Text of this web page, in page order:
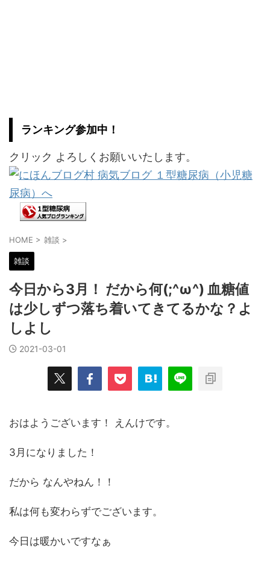
ランキング参加中！
クリック よろしくお願いいたします。
HOME > 雑談 >
雑談
今日から3月！ だから何(;^ω^) 血糖値
は少しずつ落ち着いてきてるかな？よ
しよし
2021-03-01
おはようございます！ えんけです。
3月になりました！
だから なんやねん！！
私は何も変わらずでございます。
今日は暖かいですなぁ